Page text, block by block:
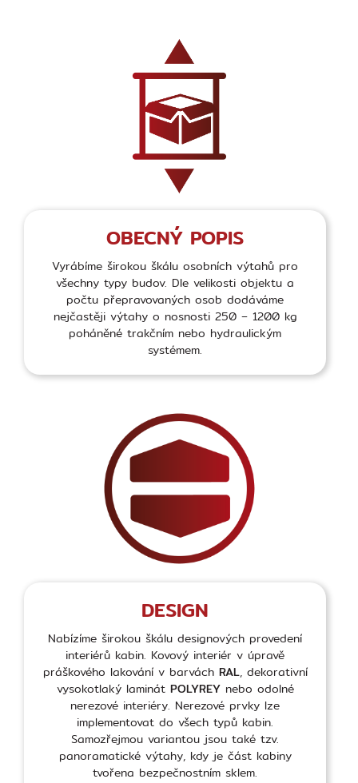
OBECNÝ POPIS
Vyrábíme širokou škálu osobních výtahů pro
všechny typy budov. Dle velikosti objektu a
počtu přepravovaných osob dodáváme
nejčastěji výtahy o nosnosti 250 – 1200 kg
poháněné trakčním nebo hydraulickým
systémem.
DESIGN
Nabízíme širokou škálu designových provedení
interiérů kabin. Kovový interiér v úpravě
práškového lakování v barvách RAL, dekorativní
vysokotlaký laminát POLYREYnebo odolné
nerezové interiéry. Nerezové prvky lze
implementovat do všech typů kabin.
Samozřejmou variantou jsou také tzv.
panoramatické výtahy, kdy je část kabiny
tvořena bezpečnostním sklem.